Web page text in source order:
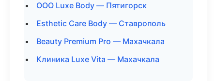
ООО Luxe Body — Пятигорск
Esthetic Care Body — Ставрополь
Beauty Premium Pro — Махачкала
Клиника Luxe Vita — Махачкала